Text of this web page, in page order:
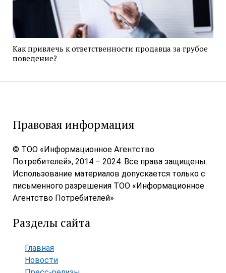
Как привлечь к ответственности продавца за грубое
поведение?
Правовая информация
© ТОО «Информационное Агентство
Потребителей», 2014 – 2024. Все права защищены.
Использование материалов допускается только с
письменного разрешения ТОО «Информационное
Агентство Потребителей»
Разделы сайта
Главная
Новости